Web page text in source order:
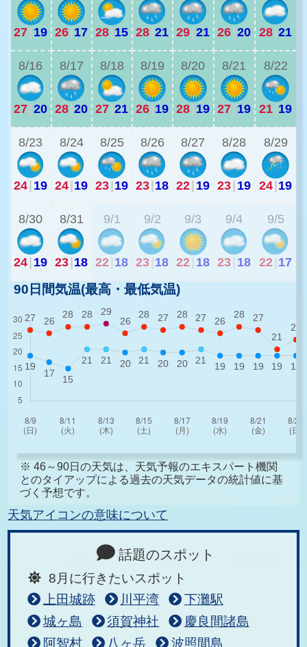
27| 19 26|17 28|15 28|21 29|21 26|20 28|21
8/16
27|20
8/17
28|20
8/18
27|21
8/19
26|19
8/20
28| 19
8/21
27| 19
8/22
21|19
8/23
24| 19
8/24
24|19
8/25
23|19
8/26
23|18
8/27
22| 19
8/28
23| 19
8/29
24|19
8/30
24| 19
8/31
23|18
9/1
22 18
9/2
23 18
9/3
22 18
9/4
23 18
9/5
22 17
90日間気温(最高・最低気温)
※ 46～90日の天気は、天気予報のエキスパート機関
とのタイアップによる過去の天気データの統計値に基
づく予想です。
天気アイコンの意味について
話題のスポット
8月に行きたいスポット
上田城跡
川平湾
下灘駅
城ヶ島
須賀神社
慶良間諸島
阿智村
八ヶ岳
波照間島